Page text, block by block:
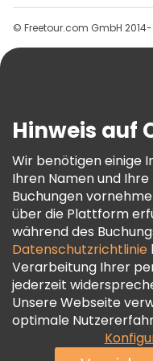
Gruppen
Hilfe
AGB Und Rechtliches
Cookie-Richtlinie
Freetour
Treueprogramm
© Freetour.com GmbH
Hinweis auf
Wir benötigen einige
Ihren Namen und
Buchungen
über die Plattform
während des
Datenschutzrichtlinie
Verarbeitung Ihrer
jederzeit
Unsere Webseite
optimale